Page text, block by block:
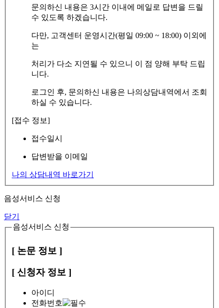
문의하신 내용은 3시간 이내에 메일로 답변을 드릴
수 있도록 하겠습니다.
다만, 고객센터 운영시간(평일 09:00 ~ 18:00) 이외에
는
처리가 다소 지연될 수 있으니 이 점 양해 부탁 드립
니다.
로그인 후, 문의하신 내용은 나의상담내역에서 조회
하실 수 있습니다.
[접수 정보]
접수일시
답변받을 이메일
나의 상담내역 바로가기
음성서비스 신청
닫기
음성서비스 신청
[ 논문 정보 ]
[ 신청자 정보 ]
아이디
전화번호